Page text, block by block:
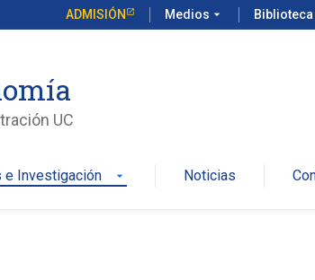
ADMISIÓN Medios arrow_drop_down Biblioteca
UC
e Investigación arrow_drop_down Noticias